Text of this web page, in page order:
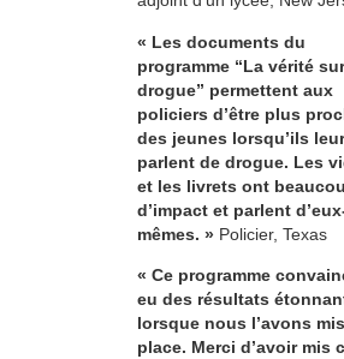
« Les documents du
programme “La vérité
drogue” permettent aux
policiers d’être plus
des jeunes lorsqu’ils leur
parlent de drogue. Les
et les livrets ont
d’impact et parlent
mêmes. » Policier, Texas
« Ce programme
eu des résultats
lorsque nous l’avons
place. Merci d’avoir mis